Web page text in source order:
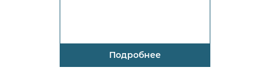
Подробнее